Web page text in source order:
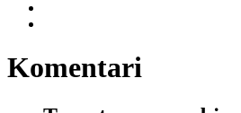
Komentari